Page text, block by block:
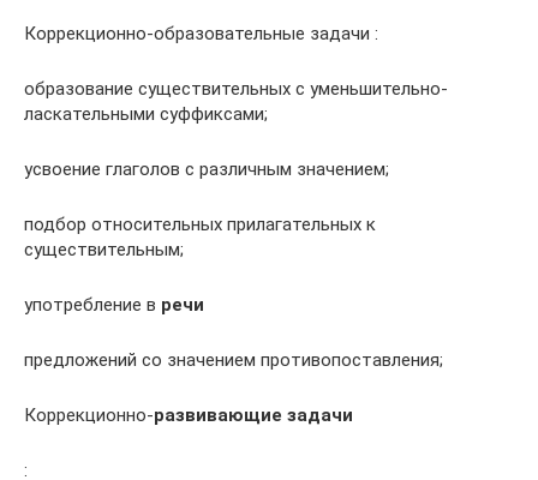
Коррекционно-образовательные задачи :
образование существительных с уменьшительно-
ласкательными суффиксами;
усвоение глаголов с различным значением;
подбор относительных прилагательных к
существительным;
употребление в речи
предложений со значением противопоставления;
Коррекционно-развивающие задачи
: